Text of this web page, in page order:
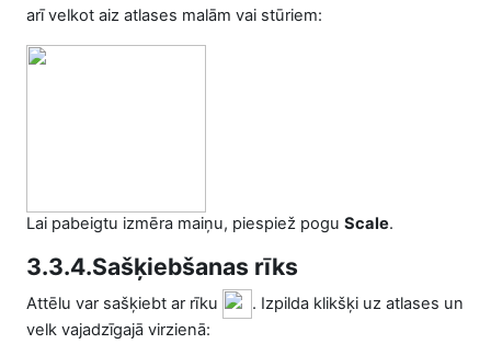
arī velkot aiz atlases malām vai stūriem:
Lai pabeigtu izmēra maiņu, piespiež pogu Scale.
3.3.4.Sašķiebšanas rīks
Attēlu var sašķiebt ar rīku
. Izpilda klikšķi uz atlases un
velk vajadzīgajā virzienā: